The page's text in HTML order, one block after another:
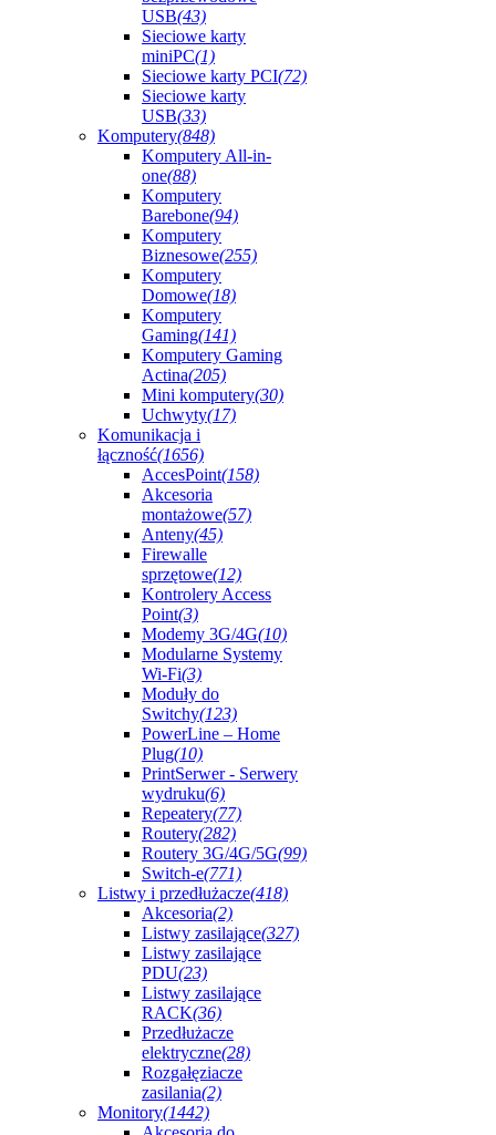
USB(43)
Sieciowe karty
miniPC(1)
Sieciowe karty PCI(72)
Sieciowe karty
USB(33)
Komputery(848)
Komputery All-in-
one(88)
Komputery
Barebone(94)
Komputery
Biznesowe(255)
Komputery
Domowe(18)
Komputery
Gaming(141)
Komputery Gaming
Actina(205)
Mini komputery(30)
Uchwyty(17)
Komunikacja i
łączność(1656)
AccesPoint(158)
Akcesoria
montażowe(57)
Anteny(45)
Firewalle
sprzętowe(12)
Kontrolery Access
Point(3)
Modemy 3G/4G(10)
Modularne Systemy
Wi-Fi(3)
Moduły do
Switchy(123)
PowerLine – Home
Plug(10)
PrintSerwer - Serwery
wydruku(6)
Repeatery(77)
Routery(282)
Routery 3G/4G/5G(99)
Switch-e(771)
Listwy i przedłużacze(418)
Akcesoria(2)
Listwy zasilające(327)
Listwy zasilające
PDU(23)
Listwy zasilające
RACK(36)
Przedłużacze
elektryczne(28)
Rozgałęziacze
zasilania(2)
Monitory(1442)